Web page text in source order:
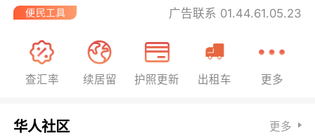
广告联系 01.44.61.05.23
查汇率 续居留 护照更新 出租车 更多
华人社区 更多